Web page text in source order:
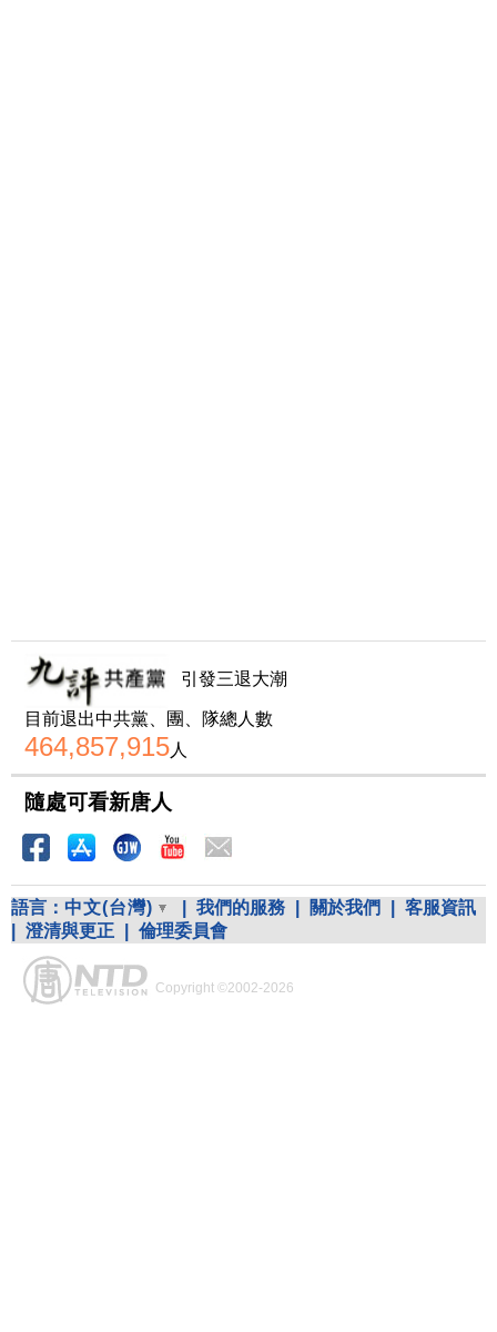
引發三退大潮
目前退出中共黨、團、隊總人數
464,857,915人
隨處可看新唐人
語言： 中文(台灣) 我們的服務 關於我們
客服資訊
澄清與更正 倫理委員會
Copyright ©2002-2026